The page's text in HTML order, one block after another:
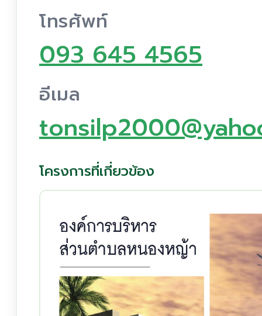
โทรศัพท์
093 645 4565
อีเมล
โครงการที่เกี่ยวข้อง